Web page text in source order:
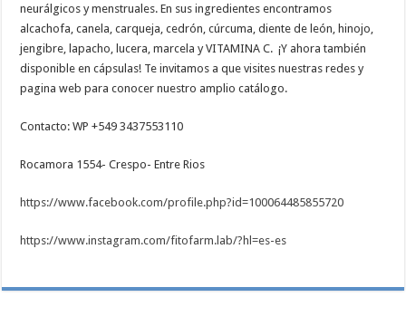
neurálgicos y menstruales. En sus ingredientes encontramos
alcachofa, canela, carqueja, cedrón, cúrcuma, diente de león, hinojo,
jengibre, lapacho, lucera, marcela y VITAMINA C. ¡Y ahora también
disponible en cápsulas! Te invitamos a que visites nuestras redes y
pagina web para conocer nuestro amplio catálogo.
Contacto: WP +549 3437553110
Rocamora 1554- Crespo- Entre Rios
https://www.facebook.com/profile.php?id=100064485855720
https://www.instagram.com/fitofarm.lab/?hl=es-es